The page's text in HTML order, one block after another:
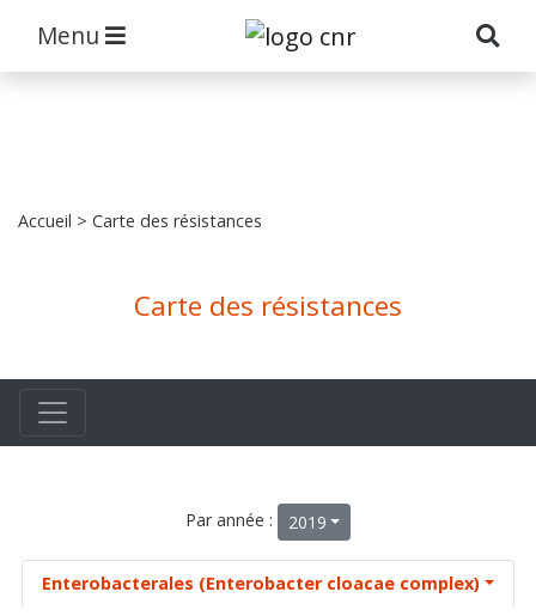
Menu
Accueil > Carte des résistances
Carte des résistances
Par année : 2019
Enterobacterales (Enterobacter cloacae complex)